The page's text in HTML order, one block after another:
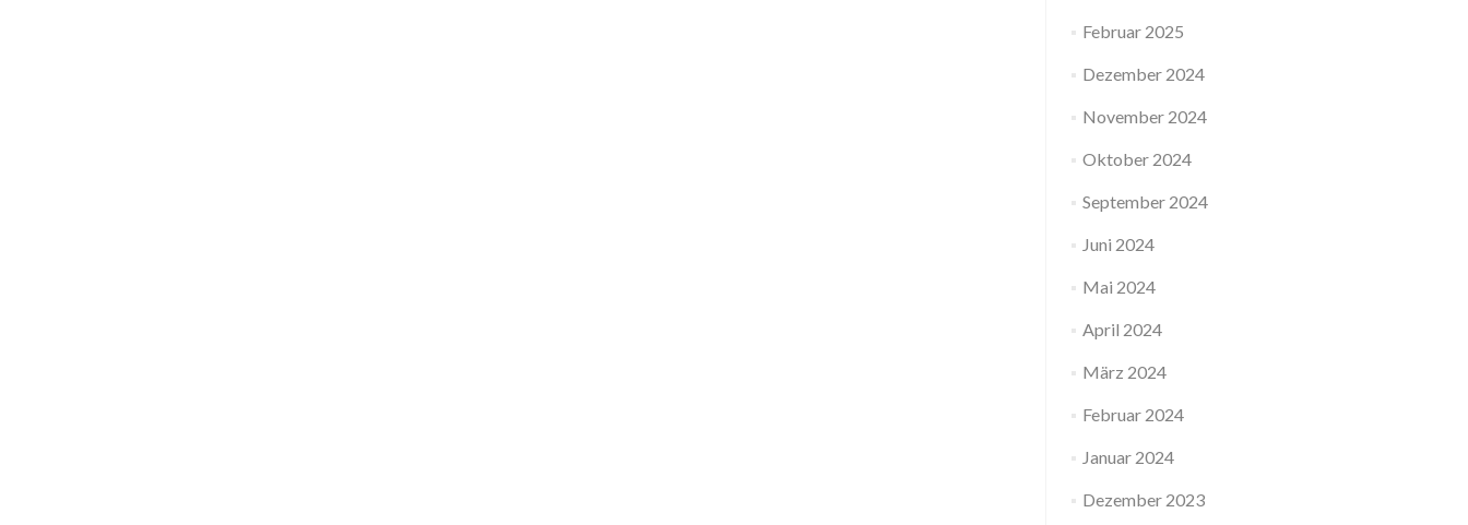
Februar 2025
Dezember 2024
November 2024
Oktober 2024
September 2024
Juni 2024
Mai 2024
April 2024
März 2024
Februar 2024
Januar 2024
Dezember 2023